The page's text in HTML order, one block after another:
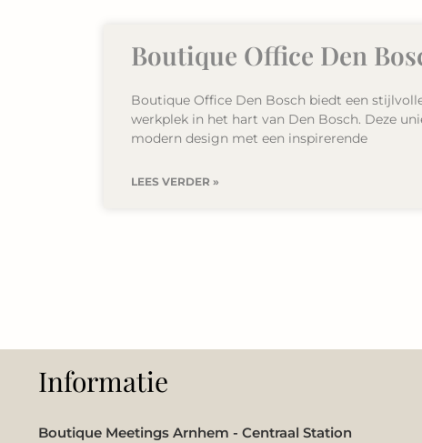
Boutique Office Den
Boutique Office Den Bosch biedt een
werkplek in het hart van Den Bosch. Deze
modern design met een inspirerende
LEES VERDER »
Informatie
Boutique Meetings Arnhem - Centraal Station